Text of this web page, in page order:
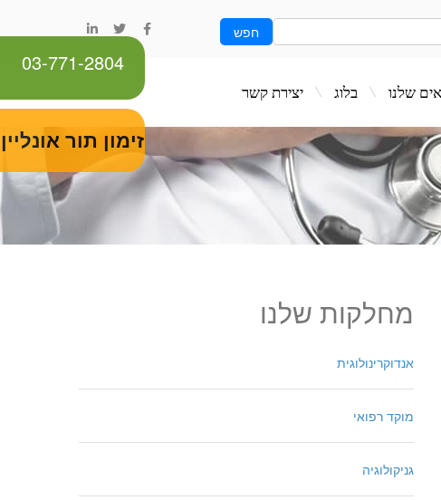
חפש
מחלקות שלנו
אנדוקרינולוגית
מוקד רפואי
גניקולוגיה
זימון תור אונליין
03-771-2804